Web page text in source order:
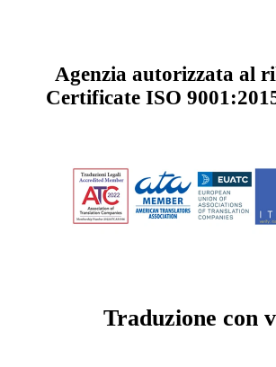
Agenzia autorizzata al
Certificate ISO
Traduzione con